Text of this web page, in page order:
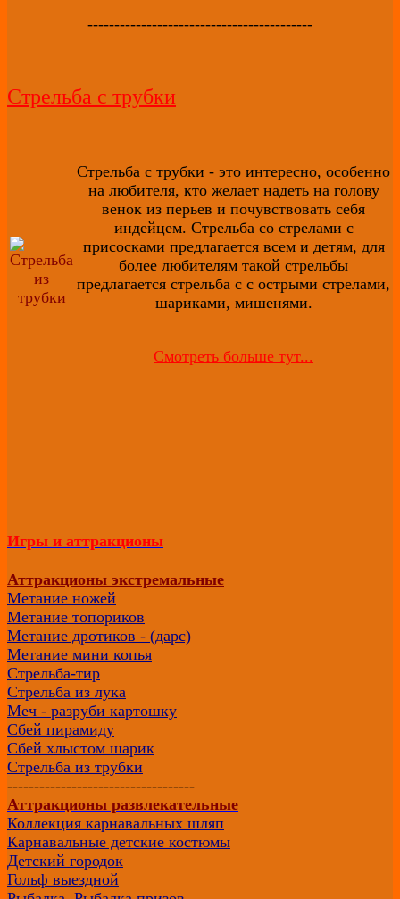
------------------------------------------
Стрельба с трубки
Стрельба с трубки - это интересно, особенно
на любителя, кто желает надеть на голову
венок из перьев и почувствовать себя
индейцем. Стрельба со стрелами с
присосками предлагается всем и детям, для
более любителям такой стрельбы
предлагается стрельба с с острыми стрелами,
шариками, мишенями.
Смотреть больше тут...
Игры и аттракционы
Аттракционы экстремальные
Метание ножей
Метание топориков
Метание дротиков - (дарс)
Метание мини копья
Стрельба-тир
Стрельба из лука
Меч - разруби картошку
Сбей пирамиду
Сбей хлыстом шарик
Стрельба из трубки
-----------------------------------
Аттракционы развлекательные
Коллекция карнавальных шляп
Карнавальные детские костюмы
Детский городок
Гольф выездной